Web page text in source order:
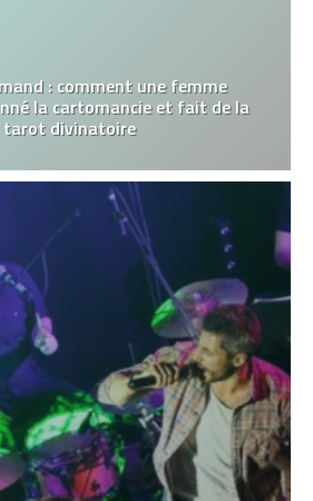
: comment une femme
la cartomancie et fait de la
tarot divinatoire